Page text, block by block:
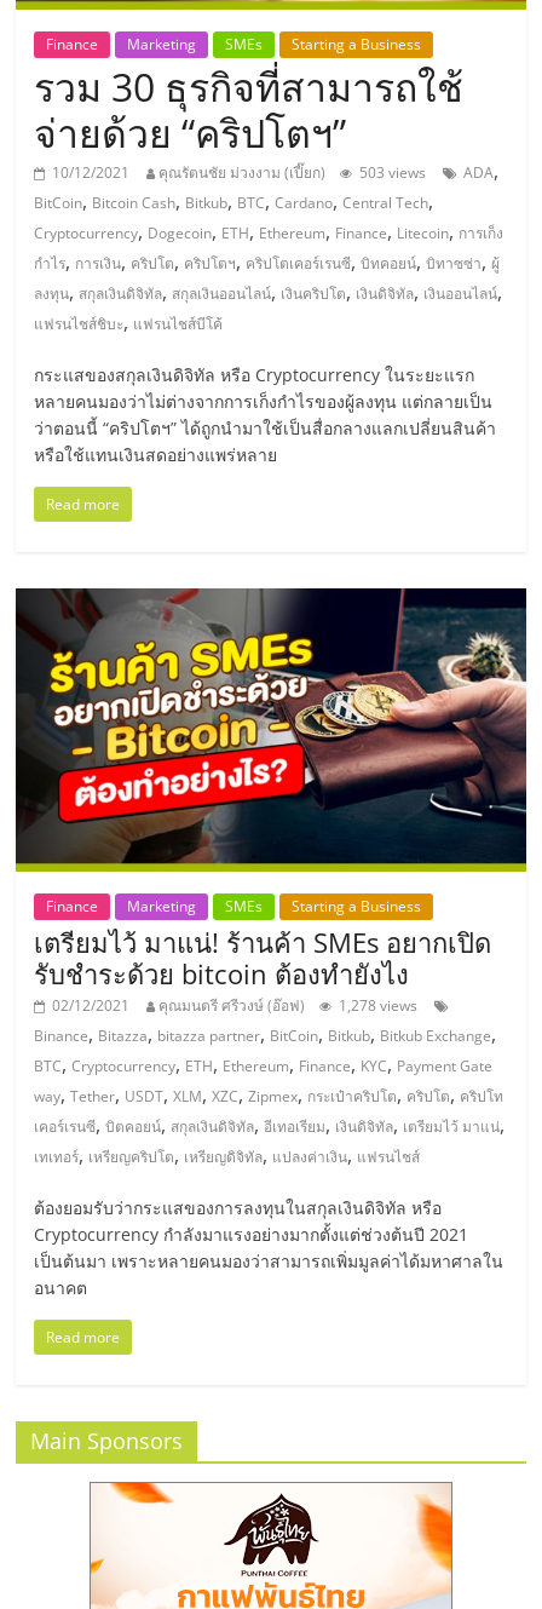
ธุรกิจ
เอ
ส
เอ็
มอี
ไทย,
SMEs,
แฟ
รน
ไชส์,
ที่
ปรึกษา
แฟ
รน
ไชส์,
รวม
แฟ
รน
ไชส์
ขาย
แฟ
รน
ไชส์
แฟ
Finance Marketing SMEs Starting a Business
รวม 30 ธุรกิจที่สามารถใช้
จ่ายด้วย “คริปโตฯ”
10/12/2021 คุณรัตนชัย ม่วงงาม (เปี๊ยก) 503 views ADA,
BitCoin, Bitcoin Cash, Bitkub, BTC,Cardano,Central Tech,
Cryptocurrency, Dogecoin, ETH, Ethereum, Finance, Litecoin, การเก็ง
กำไร, การเงิน, คริปโต, คริปโตฯ, คริปโตเคอร์เรนซี,บิทคอยน์,บิทาซซ่า,ผู้
ลงทุน, สกุลเงินดิจิทัล, สกุลเงินออนไลน์, เงินคริปโต, เงินดิจิทัล, เงินออนไลน์,
แฟรนไชส์ชิบะ, แฟรนไชส์บีโค้
กระแสของสกุลเงินดิจิทัล หรือ Cryptocurrency ในระยะแรก
หลายคนมองว่าไม่ต่างจากการเก็งกำไรของผู้ลงทุน แต่กลายเป็น
ว่าตอนนี้ “คริปโตฯ” ได้ถูกนำมาใช้เป็นสื่อกลางแลกเปลี่ยนสินค้า
หรือใช้แทนเงินสดอย่างแพร่หลาย
Read more
Finance Marketing SMEs Starting a Business
เตรียมไว้ มาแน่! ร้านค้า SMEs อยากเปิด
รับชําระด้วย bitcoin ต้องทำยังไง
02/12/2021 คุณมนตรี ศรีวงษ์ (อ๊อฟ)
1,278 views
Binance, Bitazza, bitazza partner, BitCoin, Bitkub, Bitkub Exchange,
BTC,Cryptocurrency, ETH, Ethereum, Finance, KYC, Payment Gate
way,Tether, USDT,XLM,XZC,Zipmex, กระเป๋าคริปโต, คริปโต, คริปโท
เคอร์เรนซี,บิตคอยน์, สกุลเงินดิจิทัล,อีเทอเรียม, เงินดิจิทัล, เตรียมไว้ มาแน่,
เทเทอร์, เหรียญคริปโต, เหรียญดิจิทัล, แปลงค่าเงิน, แฟรนไชส์
ต้องยอมรับว่ากระแสของการลงทุนในสกุลเงินดิจิทัล หรือ
Cryptocurrency กำลังมาแรงอย่างมากตั้งแต่ช่วงต้นปี 2021
เป็นต้นมา เพราะหลายคนมองว่าสามารถเพิ่มมูลค่าได้มหาศาลใน
อนาคต
Read more
Main Sponsors